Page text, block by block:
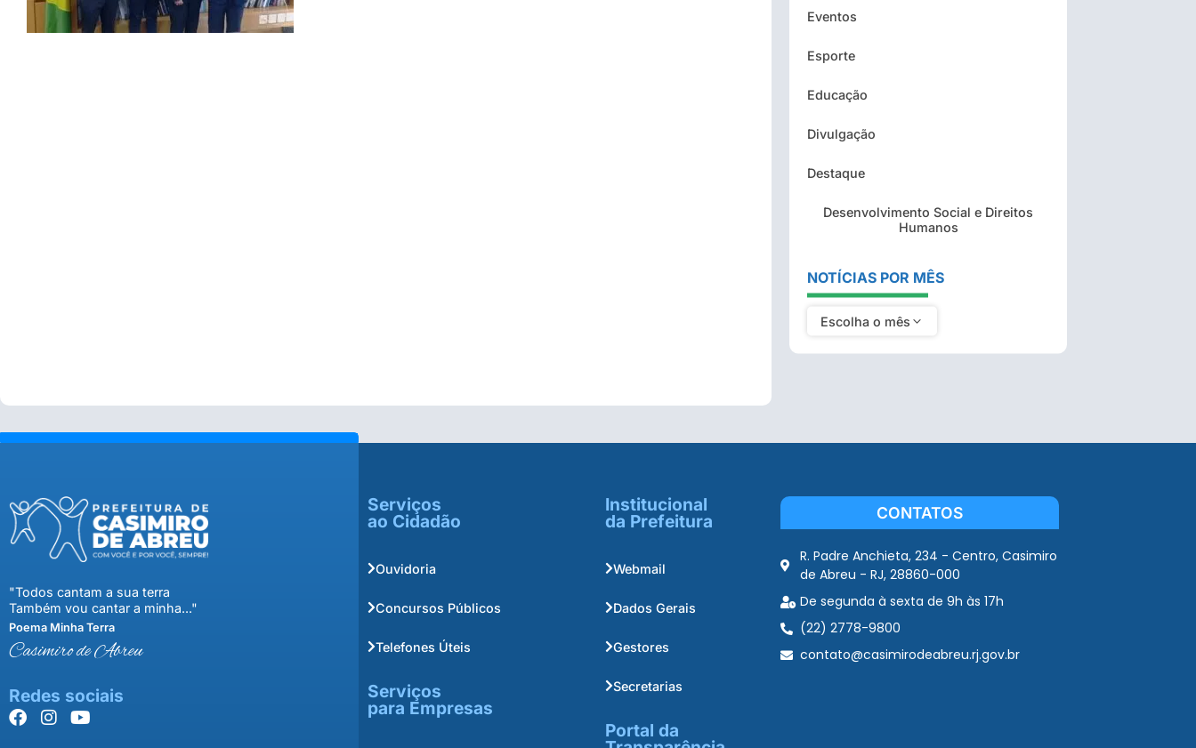
Eventos
Esporte
Educação
Divulgação
Destaque
Desenvolvimento Social e Direitos
Humanos
NOTÍCIAS POR MÊS
Escolha o mês
"Todos cantam a sua terra
Também vou cantar a minha..."
Poema Minha Terra
Casimiro de Abreu
Redes sociais
Serviços
ao Cidadão
Ouvidoria
Concursos Públicos
Telefones Úteis
Serviços
para Empresas
Institucional
da Prefeitura
Webmail
Dados Gerais
Gestores
Secretarias
Portal da
CONTATOS
R. Padre Anchieta, 234 - Centro, Casimiro
de Abreu - RJ, 28860-000
De segunda à sexta de 9h às 17h
(22) 2778-9800
contato@casimirodeabreu.rj.gov.br